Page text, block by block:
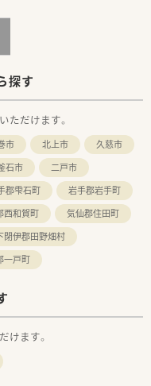
る法人です。
現場の状況をよく理解して
価し、最大で年収880万円
平均5時間とほぼ発生しな
にできます。
ワイファイ完備、駐車場１
◎
探す
ただけます。
市 北上市
久慈市
石市
二戸市
郡雫石町
岩手郡岩手町
西和賀町
気仙郡住田町
閉伊郡田野畑村
一戸町
けます。